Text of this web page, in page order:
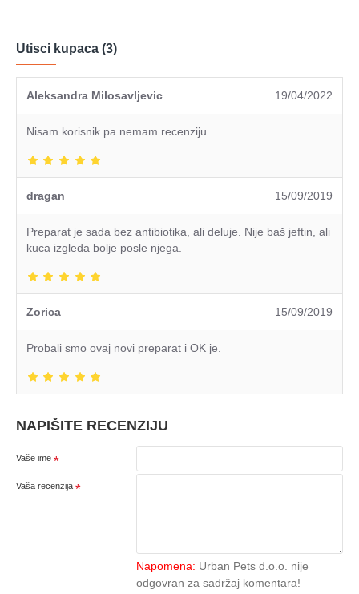
Utisci kupaca (3)
Aleksandra Milosavljevic 19/04/2022
Nisam korisnik pa nemam recenziju
dragan 15/09/2019
Preparat je sada bez antibiotika, ali deluje. Nije baš jeftin, ali
kuca izgleda bolje posle njega.
Zorica 15/09/2019
Probali smo ovaj novi preparat i OK je.
NAPIŠITE RECENZIJU
Vaše ime
Vaša recenzija
Napomena: Urban Pets d.o.o. nije
odgovran za sadržaj komentara!